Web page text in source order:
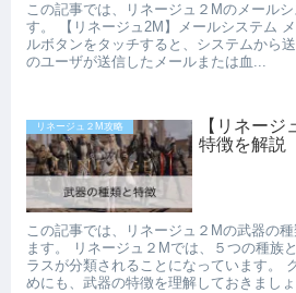
この記事では、リネージュ２Mのメール
す。 【リネージュ2M】メールシステム
ルボタンをタッチすると、システムから
のユーザが送信したメールまたは血...
リネージュ２M攻略
【リネージ
特徴を解説
この記事では、リネージュ２Mの武器の
ます。 リネージュ２Mでは、５つの種族
ラスが分類されることになっています。
めにも、武器の特徴を理解しておきまし